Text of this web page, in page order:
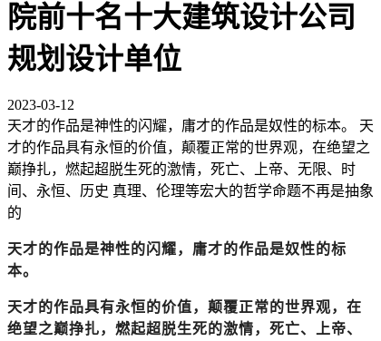
院前十名十大建筑设计公司
规划设计单位
2023-03-12
天才的作品是神性的闪耀，庸才的作品是奴性的标本。 天
才的作品具有永恒的价值，颠覆正常的世界观，在绝望之
巅挣扎，燃起超脱生死的激情，死亡、上帝、无限、时
间、永恒、历史 真理、伦理等宏大的哲学命题不再是抽象
的
天才的作品是神性的闪耀，庸才的作品是奴性的标
本。
天才的作品具有永恒的价值，颠覆正常的世界观，在
绝望之巅挣扎，燃起超脱生死的激情，死亡、上帝、